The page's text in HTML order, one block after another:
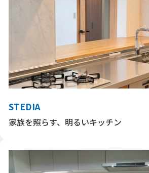
STEDIA
家族を照らす、明るいキッチン